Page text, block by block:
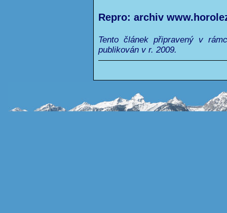
Repro: archiv
Tento článek připravený v
publikován v r. 2009.